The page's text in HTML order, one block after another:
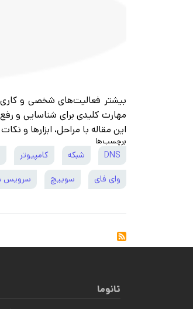
بیشتر فعالیت‌های شخصی و
مهارت کلیدی برای شناسایی و
این مقاله با مراحل، ابزارها و
برچسب‌ها
DNS شبکه کامپیوتر
وای فای سوییچ سرویس PTMA
تانوما